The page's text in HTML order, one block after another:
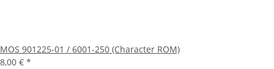
MOS 901225-01 / 6001-250 (Character ROM)
8,00 € *